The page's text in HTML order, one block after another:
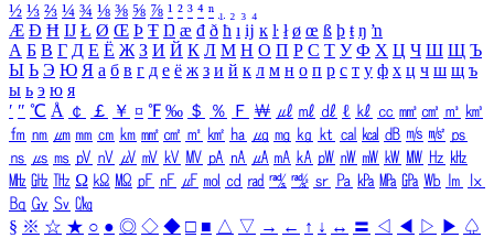
½ ⅓ ⅔ ¼ ¾ ⅛ ⅜ ⅝ ⅞ ¹ ² ³ ⁴ ⁿ ₁ ₂ ₃ ₄
Æ Ð Ħ Ĳ Ł Ø Œ Þ Ŧ Ŋ æ đ ð ħ ı ĳ ĸ ŀ ł ø œ ß þ ŧ ŋ ŉ
А Б В Г Д Е Ё Ж З И Й К Л М Н О П Р С Т У Ф Х Ц Ч Ш Щ Ъ
Ы Ь Э Ю Я а б в г д е ё ж з и й к л м н о п р с т у ф х ц ч ш щ ъ
ы ь э ю я
′ ″ ℃ Å ￠ ￡ ￥ ¤ ℉ ‰ ＄ ％ Ｆ ￦ ㎕ ㎖ ㎗ ℓ ㎘ ㏄ ㎣ ㎤ ㎥ ㎦
㎙ ㎚ ㎛ ㎜ ㎝ ㎞ ㎟ ㎠ ㎡ ㎢ ㏊ ㎍ ㎎ ㎏ ㏏ ㎈ ㎉ ㏈ ㎧ ㎨ ㎰
㎱ ㎲ ㎳ ㎴ ㎵ ㎶ ㎷ ㎸ ㎹ ㎀ ㎁ ㎂ ㎃ ㎄ ㎺ ㎻ ㎽ ㎾ ㎿ ㎐ ㎑
㎒ ㎓ ㎔ Ω ㏀ ㏁ ㎊ ㎋ ㎌ ㏖ ㏅ ㎭ ㎮ ㎯ ㏛ ㎩ ㎪ ㎫ ㎬ ㏝ ㏐
㏓
㏃ ㏉ ㏜ ㏆
§ ※ ☆ ★ ○ ● ◎ ◇ ◆ □ ■ △ ▽ → ← ↑ ↓ ↔ 〓 ◁ ◀ ▷ ▶ ♤